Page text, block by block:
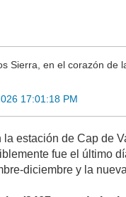
Sierra, en el corazón de
17:01:18 PM
la estación de Cap de
fue el último
diciembre y la